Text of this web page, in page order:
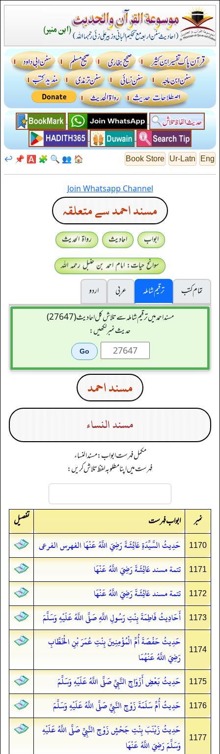
Eng
Ur-Latn
Book Store
🏠
👥
🔍
🧩
🅰️
📌
↩️
Join Whatsapp Channel
مسند احمد سے متعلقہ
ابواب احادیث
رواۃ الحدیث
سوانح حیات: امام احمد بن حنبل رحمہ اللہ
تمام کتب
ترقیم شاملہ عربی
اردو
مسند احمد میں ترقیم شاملہ سے تلاش کل احادیث (27647)
حدیث نمبر لکھیں:
مسند احمد
مسند النساء
مکمل فہرست ابواب: مسند النساء
فہرست میں اپنا مطلوبہ لفظ تلاش کریں:
نمبر ابواب فہرست تفصیل
1170 حَدِيثُ السَّيِّدَةِ عَائِشَةَ رَضِيَ اللَّهُ عَنْهَا الفهرس الفرعى
1171 تتمة مسند عَائِشَةَ رَضِيَ اللَّهُ عَنْهَا
1172 تتمة مسند عَائِشَةَ رَضِيَ اللَّهُ عَنْهَا
1173 أَحَادِيثُ فَاطِمَةَ بِنْتِ رَسُولِ اللَّهِ صَلَّى اللَّهُ عَلَيْهِ وَسَلَّمَ
1174
حَدِيثُ حَفْصَةَ أُمِّ الْمُؤْمِنِينَ بِنْتِ عُمَرَ بْنِ الْخَطَّابِ
رَضِيَ اللَّهُ عَنْهُمَا
1175 حَدِيثُ بَعْضِ أَزْوَاجِ النَّبِيِّ صَلَّى اللَّهُ عَلَيْهِ وَسَلَّمَ
1176 حَدِيثُ أُمِّ سَلَمَةَ زَوْجِ النَّبِيِّ صَلَّى اللَّهُ عَلَيْهِ وَسَلَّمَ
1177
حَدِيثُ زَيْنَبَ بِنْتِ جَحْشٍ زَوْجِ النَّبِيِّ صَلَّى اللَّهُ عَلَيْهِ
وَسَلَّمَ رَضِيَ اللَّهُ عَنْهَا